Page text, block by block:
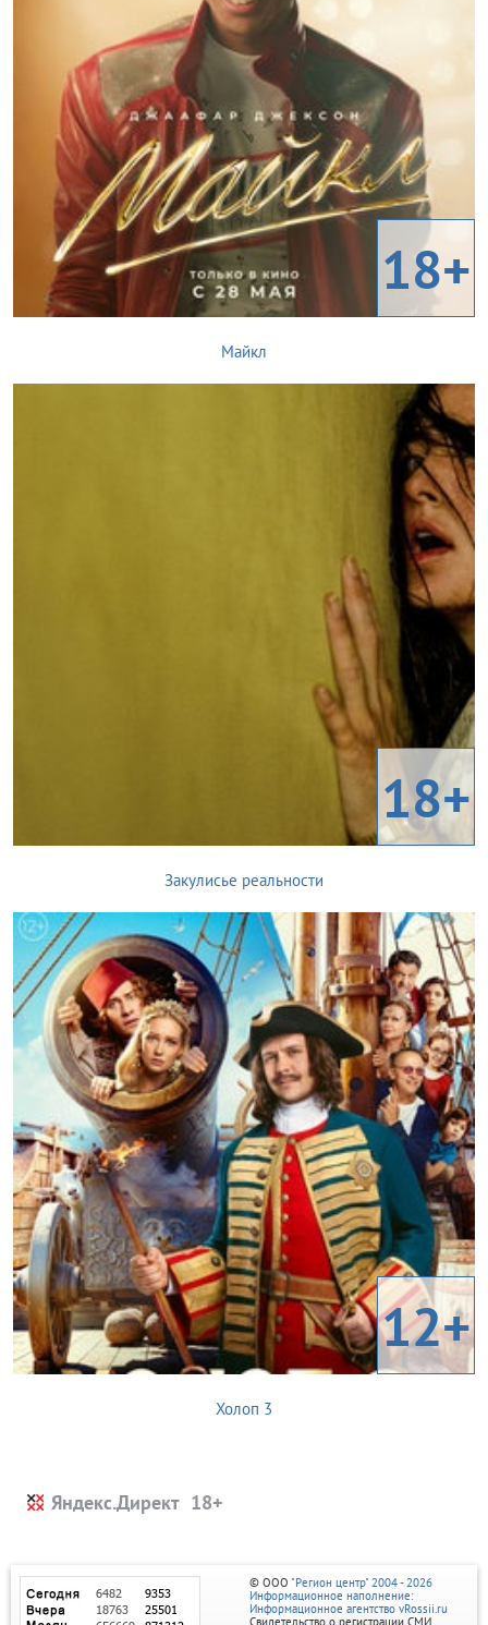
18+
Майкл
18+
Закулисье реальности
12+
Холоп 3
Яндекс.Директ
© ООО "Регион центр" 2004 - 2026
Информационное наполнение:
Информационное агентство vRossii.ru
Свидетельство о регистрации СМИ